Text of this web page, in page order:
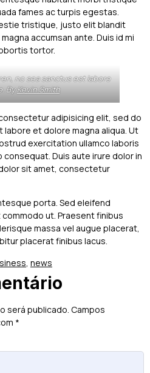
fames ac turpis egestas.
tristique, justo elit blandit
accumsan ante. Duis id mi
tortor.
no sea sanctus est labore
ByKevin Smith
adipisicing elit, sed do
et dolore magna aliqua. Ut
exercitation ullamco laboris
consequat. Duis aute irure dolor in
sit amet, consectetur
porta. Sed eleifend
ut. Praesent finibus
massa vel augue placerat,
placerat finibus lacus.
, news
será publicado. Campos
*